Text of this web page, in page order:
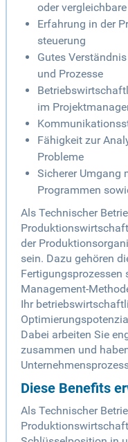
oder
Erfahrung in der
steuerung
Gutes
und Prozesse
im
Fähigkeit zur
Probleme
Sicherer Umgang
Programmen
Als Technischer
der
sein. Dazu gehören
Fertigungsprozessen
Management-
Ihr
Dabei arbeiten Sie
zusammen und
Diese Benefits
Als Technischer